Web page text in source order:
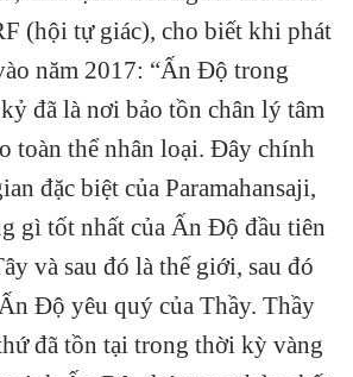
(hội tự giác), cho biết khi phát
năm 2017: “Ấn Độ trong
đã là nơi bảo tồn chân lý tâm
toàn thể nhân loại. Đây chính
đặc biệt của Paramahansaji,
gì tốt nhất của Ấn Độ đầu tiên
và sau đó là thế giới, sau đó
Độ yêu quý của Thầy. Thầy
đã tồn tại trong thời kỳ vàng